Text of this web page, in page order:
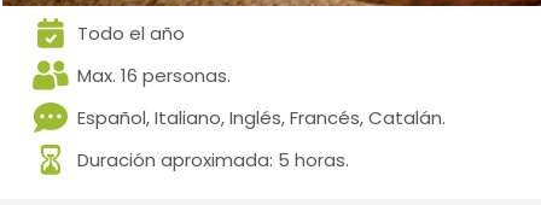
Todo el año
Max. 16 personas.
Español, Italiano, Inglés, Francés, Catalán.
Duración aproximada: 5 horas.